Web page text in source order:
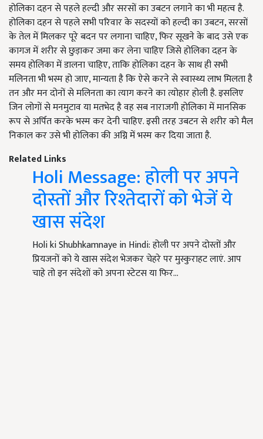
होलिका दहन से पहले हल्दी और सरसों का उबटन लगाने का भी महत्व है.
होलिका दहन से पहले सभी परिवार के सदस्यों को हल्दी का उबटन, सरसों
के तेल में मिलकर पूरे बदन पर लगाना चाहिए, फिर सूखने के बाद उसे एक
कागज में शरीर से छुड़ाकर जमा कर लेना चाहिए जिसे होलिका दहन के
समय होलिका में डालना चाहिए, ताकि होलिका दहन के साथ ही सभी
मलिनता भी भस्म हो जाए, मान्यता है कि ऐसे करने से स्वास्थ्य लाभ मिलता है
तन और मन दोनों से मलिनता का त्याग करने का त्योहार होली है. इसलिए
जिन लोगों से मनमुटाव या मतभेद है वह सब नाराजगी होलिका में मानसिक
रूप से अर्पित करके भस्म कर देनी चाहिए. इसी तरह उबटन से शरीर को मैल
निकाल कर उसे भी होलिका की अग्नि में भस्म कर दिया जाता है.
Related Links
Holi Message: होली पर अपने
दोस्तों और रिश्तेदारों को भेजें ये
खास संदेश
Holi ki Shubhkamnaye in Hindi: होली पर अपने दोस्तों और
प्रियजनों को ये खास संदेश भेजकर चेहरे पर मुस्कुराहट लाएं. आप
चाहे तो इन संदेशों को अपना स्टेटस या फिर…